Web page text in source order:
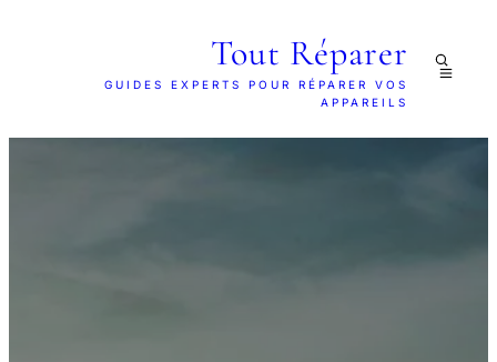
Tout Réparer
GUIDES EXPERTS POUR RÉPARER VOS
APPAREILS